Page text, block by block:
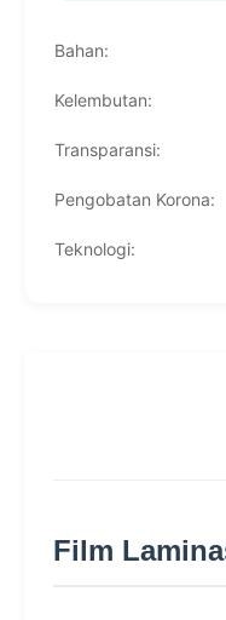
Bahan:
Kelembutan:
Transparansi:
Pengobatan Korona:
Teknologi:
Film